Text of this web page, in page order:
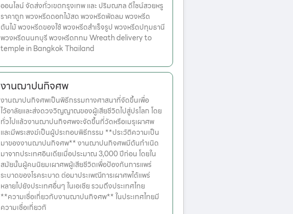
ออนไลน์ จัดส่งทั่วเขตกรุงเทพ และ ปริมณฑล ดีไซน์สวยหรู
ราคาถูก พวงหรีดดอกไม้สด พวงหรีดพัดลม พวงหรีด
ต้นไม้ พวงหรีดของใช้ พวงหรีดสำเร็จรูป พวงหรีดปทุมธานี
พวงหรีดนนทบุรี พวงหรีดกทม Wreath delivery to
temple in Bangkok Thailand
งานฌาปนกิจศพ
งานฌาปนกิจศพเป็นพิธีกรรมทางศาสนาที่จัดขึ้นเพื่อ
ไว้อาลัยและส่งดวงวิญญาณของผู้เสียชีวิตไปสู่ปรโลก โดย
ทั่วไปแล้วงานฌาปนกิจศพจะจัดขึ้นที่วัดหรือเมรุเผาศพ
และมีพระสงฆ์เป็นผู้ประกอบพิธีกรรม **ประวัติความเป็น
มาของงานฌาปนกิจศพ** งานฌาปนกิจศพมีต้นกำเนิด
มาจากประเทศอินเดียเมื่อประมาณ 3,000 ปีก่อน โดยใน
สมัยนั้นผู้คนนิยมเผาศพผู้เสียชีวิตเพื่อป้องกันการแพร่
ระบาดของโรคระบาด ต่อมาประเพณีการเผาศพได้แพร่
หลายไปยังประเทศอื่นๆ ในเอเชีย รวมถึงประเทศไทย
**ความเชื่อเกี่ยวกับงานฌาปนกิจศพ** ในประเทศไทยมี
ความเชื่อเกี่ยวกั